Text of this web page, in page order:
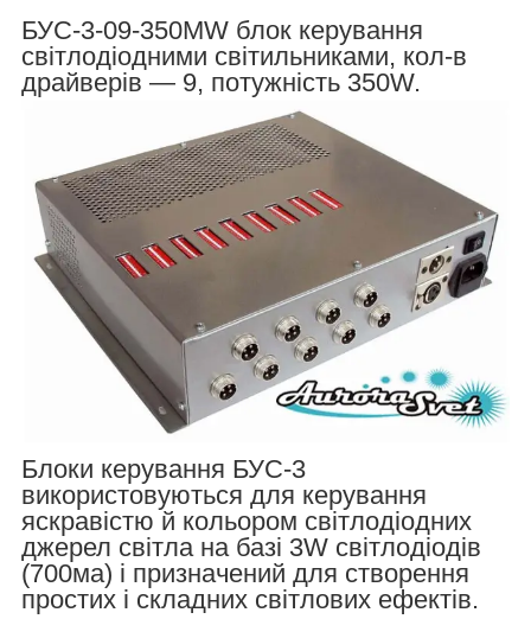
БУС-3-09-350MW блок керування
світлодіодними світильниками, кол-в
драйверів — 9, потужність 350W.
Блоки керування БУС-3
використовуються для керування
яскравістю й кольором світлодіодних
джерел світла на базі 3W світлодіодів
(700ма) і призначений для створення
простих і складних світлових ефектів.